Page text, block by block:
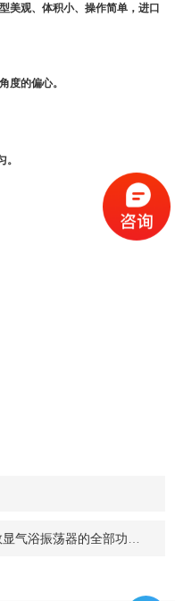
美观、体积小、操作简单，进口
度的偏心。
振荡器的全部功能机参数